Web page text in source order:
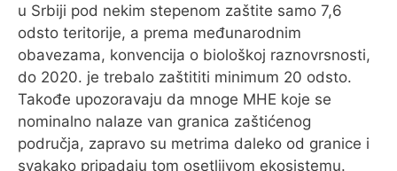
u Srbiji pod nekim stepenom zaštite samo 7,6
odsto teritorije, a prema međunarodnim
obavezama, konvencija o biološkoj raznovrsnosti,
do 2020. je trebalo zaštititi minimum 20 odsto.
Takođe upozoravaju da mnoge MHE koje se
nominalno nalaze van granica zaštićenog
područja, zapravo su metrima daleko od granice i
svakako pripadaju tom osetljivom ekosistemu.